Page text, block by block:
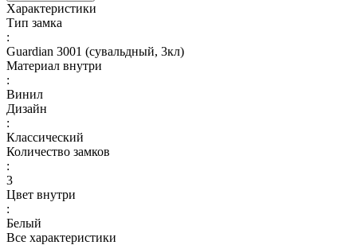
Характеристики
Тип замка
:
Guardian 3001 (сувальдный, 3кл)
Материал внутри
:
Винил
Дизайн
:
Классический
Количество замков
:
3
Цвет внутри
:
Белый
Все характеристики